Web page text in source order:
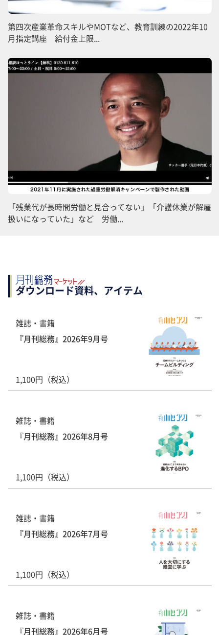
第四次産業革命スキルやMOTなど、教育訓練の2022年10
月指定講座 給付金上限...
「残業代が長時間労働と見合ってない」「介護休業が解雇
扱いになっていた」など 労働...
ダウンロード資料、アイテム
雑誌・書籍
『月刊総務』2026年9月号
1,100円（税込）
雑誌・書籍
『月刊総務』2026年8月号
1,100円（税込）
雑誌・書籍
『月刊総務』2026年7月号
1,100円（税込）
雑誌・書籍
『月刊総務』2026年6月号